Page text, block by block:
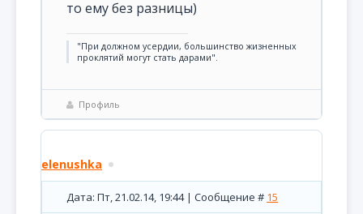
то ему без разницы)
"При должном усердии, большинство жизненных
проклятий могут стать дарами".
Профиль
elenushka
Дата: Пт, 21.02.14, 19:44 | Сообщение # 15